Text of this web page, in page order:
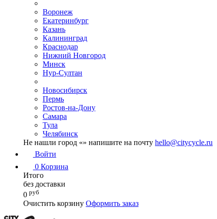
Воронеж
Екатеринбург
Казань
Калининград
Краснодар
Нижний Новгород
Минск
Нур-Султан
Новосибирск
Пермь
Ростов-на-Дону
Самара
Тула
Челябинск
Не нашли город «» напишите на почту hello@citycycle.ru
Войти
0 Корзина
Итого
без доставки
0 руб
Очистить корзину Оформить заказ